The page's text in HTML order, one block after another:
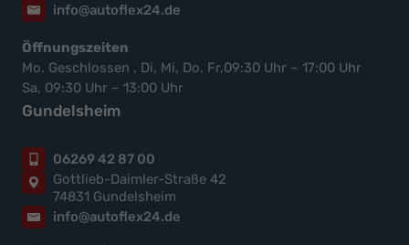
info@autoflex24.de
Öffnungszeiten
Mo. Geschlossen , Di, Mi, Do, Fr,09:30 Uhr – 17:00 Uhr
Sa, 09:30 Uhr – 13:00 Uhr
Gundelsheim
06269 42 87 00
Gottlieb-Daimler-Straße 42
74831 Gundelsheim
info@autoflex24.de